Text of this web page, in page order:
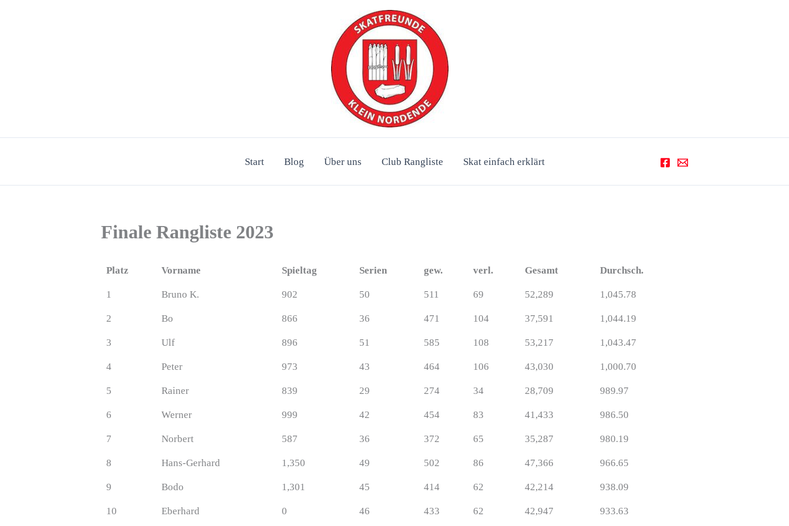
Start Blog Über uns Club Rangliste Skat einfach erklärt
Finale Rangliste 2023
Platz Vorname Spieltag Serien gew. verl. Gesamt Durchsch.
1 Bruno K. 902 50 511 69 52,289 1,045.78
2 Bo 866 36 471 104 37,591 1,044.19
3 Ulf 896 51 585 108 53,217 1,043.47
4 Peter 973 43 464 106 43,030 1,000.70
5 Rainer 839 29 274 34 28,709 989.97
6 Werner 999 42 454 83 41,433 986.50
7 Norbert 587 36 372 65 35,287 980.19
8 Hans-Gerhard 1,350 49 502 86 47,366 966.65
9 Bodo 1,301 45 414 62 42,214 938.09
10 Eberhard 0 46 433 62 42,947 933.63